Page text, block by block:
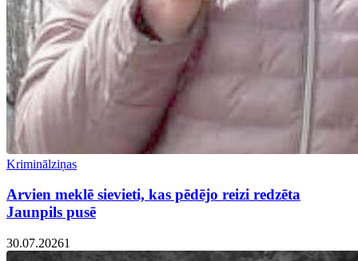
Kriminālziņas
Arvien meklē sievieti, kas pēdējo reizi redzēta
Jaunpils pusē
30.07.20261